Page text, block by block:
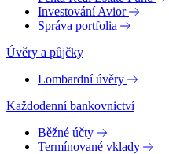
Investování Avior
Správa portfolia
Úvěry a půjčky
Lombardní úvěry
Každodenní bankovnictví
Běžné účty
Termínované vklady